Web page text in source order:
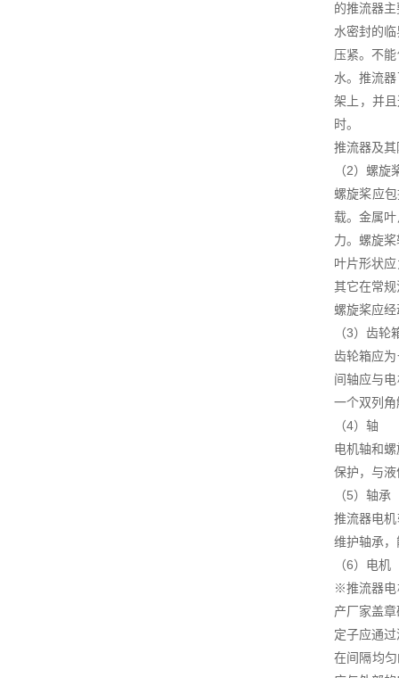
的推流器
水密封的
压紧。不
水。推流
架上，并
时。
推流器及
（2）螺旋
螺旋桨应
载。金属
力。螺旋
叶片形状
其它在常
螺旋桨应
（3）齿轮
齿轮箱应
间轴应与
一个双列
（4）轴
电机轴和
保护，与
（5）轴承
推流器电
维护轴承
（6）电机
※推流器电
产厂家盖
定子应通
在间隔均